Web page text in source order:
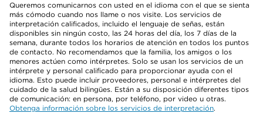
Queremos comunicarnos con usted en el idioma con el que se sienta
más cómodo cuando nos llame o nos visite. Los servicios de
interpretación calificados, incluido el lenguaje de señas, están
disponibles sin ningún costo, las 24 horas del día, los 7 días de la
semana, durante todos los horarios de atención en todos los puntos
de contacto. No recomendamos que la familia, los amigos o los
menores actúen como intérpretes. Solo se usan los servicios de un
intérprete y personal calificado para proporcionar ayuda con el
idioma. Esto puede incluir proveedores, personal e intérpretes del
cuidado de la salud bilingües. Están a su disposición diferentes tipos
de comunicación: en persona, por teléfono, por video u otras.
Obtenga información sobre los servicios de interpretación.